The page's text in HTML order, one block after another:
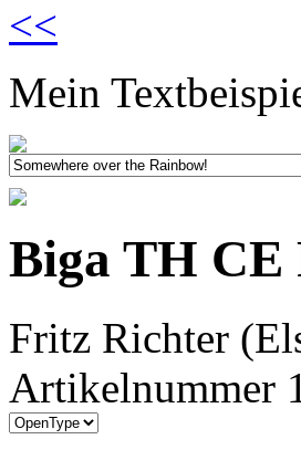
<<
Mein
Biga TH CE
Fritz Richter
Artikelnummer